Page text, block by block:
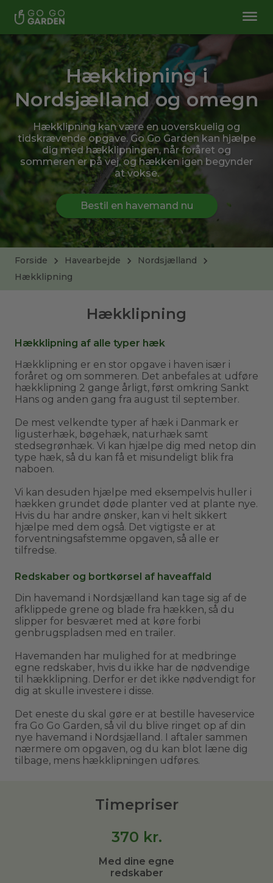
Hækklipning i
Nordsjælland og omegn
Hækklipning kan være en uoverskuelig og
tidskrævende opgave. Go Go Garden kan hjælpe
dig med hækklipningen, når foråret og
sommeren er på vej, og hækken igen begynder
at vokse.
Bestil en havemand nu
Forside Havearbejde
Nordsjælland
Hækklipning
Hækklipning
Hækklipning af alle typer hæk
Hækklipning er en stor opgave i haven især i
foråret og om sommeren. Det anbefales at udføre
hækklipning 2 gange årligt, først omkring Sankt
Hans og anden gang fra august til september.
De mest velkendte typer af hæk i Danmark er
ligusterhæk, bøgehæk, naturhæk samt
stedsegrønhæk. Vi kan hjælpe dig med netop din
type hæk, så du kan få et misundeligt blik fra
naboen.
Vi kan desuden hjælpe med eksempelvis huller i
hækken grundet døde planter ved at plante nye.
Hvis du har andre ønsker, kan vi helt sikkert
hjælpe med dem også. Det vigtigste er at
forventningsafstemme opgaven, så alle er
tilfredse.
Redskaber og bortkørsel af haveaffald
Din havemand i Nordsjælland kan tage sig af de
afklippede grene og blade fra hækken, så du
slipper for besværet med at køre forbi
genbrugspladsen med en trailer.
Havemanden har mulighed for at medbringe
egne redskaber, hvis du ikke har de nødvendige
til hækklipning. Derfor er det ikke nødvendigt for
dig at skulle investere i disse.
Det eneste du skal gøre er at bestille haveservice
fra Go Go Garden, så vil du blive ringet op af din
nye havemand i Nordsjælland. I aftaler sammen
nærmere om opgaven, og du kan blot læne dig
tilbage, mens hækklipningen udføres.
Timepriser
370 kr.
Med dine egne
redskaber